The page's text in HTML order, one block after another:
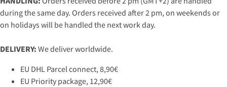
during the same day. Orders received after 2 pm, on weekends or
on holidays will be handled the next work day.
DELIVERY: We deliver worldwide.
EU DHL Parcel connect, 8,90€
EU Priority package, 12,90€